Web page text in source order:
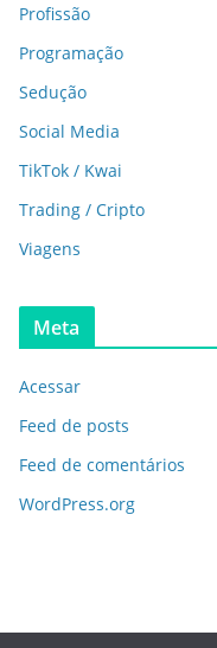
Profissão
Programação
Sedução
Social Media
TikTok / Kwai
Trading / Cripto
Viagens
Meta
Acessar
Feed de posts
Feed de comentários
WordPress.org